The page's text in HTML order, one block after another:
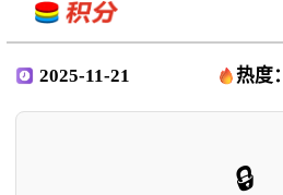
2025-11-21 热度
🔒